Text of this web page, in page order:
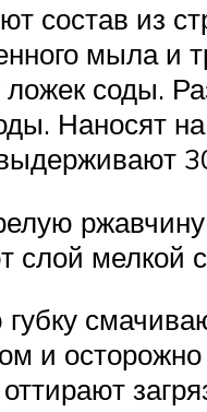
состав из
мыла и
соды.
Наносят
ржавчину
слой мелкой
и осторожно